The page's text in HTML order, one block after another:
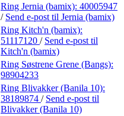
Ring Jernia (bamix): 40005947
/ Send e-post til Jernia (bamix)
Ring Kitch'n (bamix):
51117120 / Send e-post til
Kitch'n (bamix)
Ring Søstrene Grene (Bangs):
98904233
Ring Blivakker (Banila 10):
38189874 / Send e-post til
Blivakker (Banila 10)